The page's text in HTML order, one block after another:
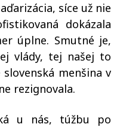
síce už nie
dokázala
úplne. Smutné je,
vlády, tej našej to
slovenská menšina v
rezignovala.
u nás, túžbu po